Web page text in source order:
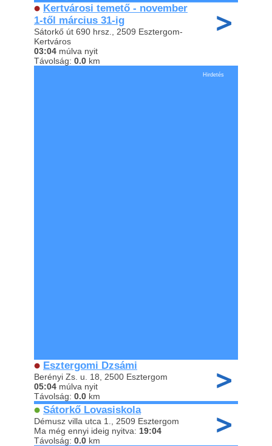
Kertvárosi temető - november
1-től március 31-ig
Sátorkő út 690 hrsz., 2509 Esztergom-
Kertváros
03:04 múlva nyit
Távolság: 0.0 km
Hirdetés
Esztergomi Dzsámi
Berényi Zs. u. 18, 2500 Esztergom
05:04 múlva nyit
Távolság: 0.0 km
Sátorkő Lovasiskola
Démusz villa utca 1., 2509 Esztergom
Ma még ennyi ideig nyitva: 19:04
Távolság: 0.0 km